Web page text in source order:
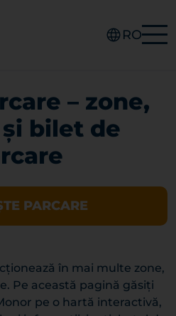
RO
– zone,
bilet de
PARCARE
în mai multe zone,
Pe această pagină găsiți
pe o hartă interactivă,